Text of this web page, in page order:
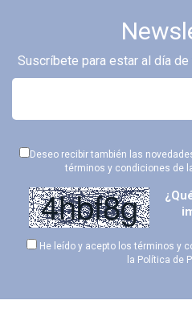
Suscríbete para estar al día
Deseo recibir también las
términos y condiciones de
He leído y acepto los términos y
la Política de